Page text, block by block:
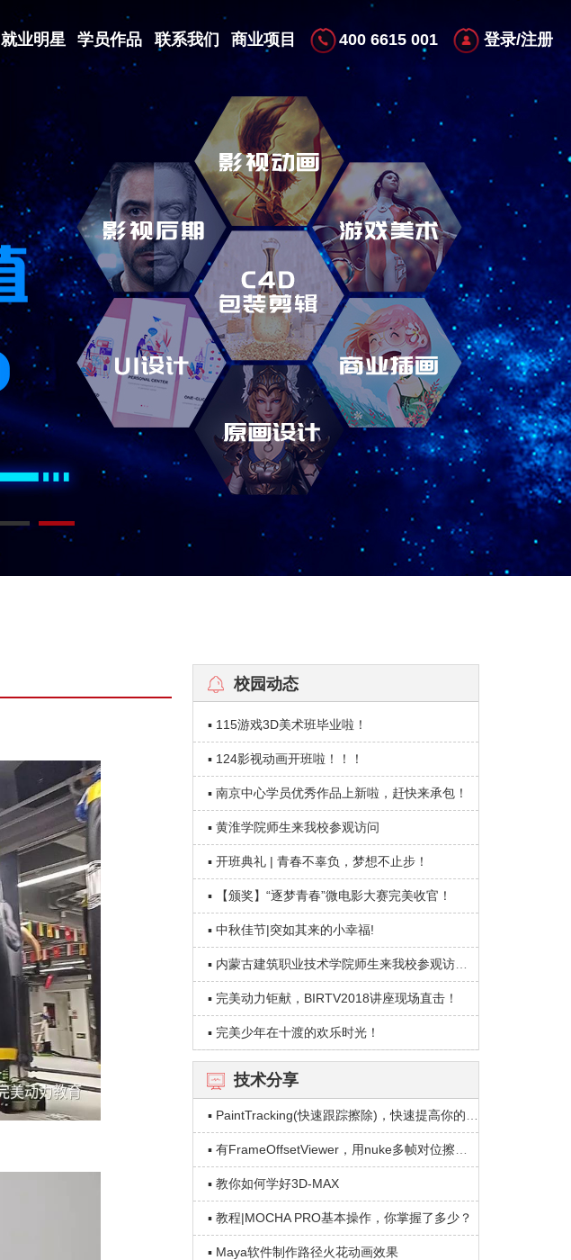
就业明星 学员作品 联系我们 商业项目 400 6615 001 登录/注册
校园动态
▪ 115游戏3D美术班毕业啦！
▪ 124影视动画开班啦！！！
▪ 南京中心学员优秀作品上新啦，赶快来承包！
▪ 黄淮学院师生来我校参观访问
▪ 开班典礼 | 青春不辜负，梦想不止步！
▪ 【颁奖】“逐梦青春”微电影大赛完美收官！
▪ 中秋佳节|突如其来的小幸福!
▪ 完美动力钜献，BIRTV2018讲座现场直击！
▪ 完美少年在十渡的欢乐时光！
技术分享
▪ 教你如何学好3D-MAX
▪ 教程|MOCHA PRO基本操作，你掌握了多少？
▪ Maya软件制作路径火花动画效果